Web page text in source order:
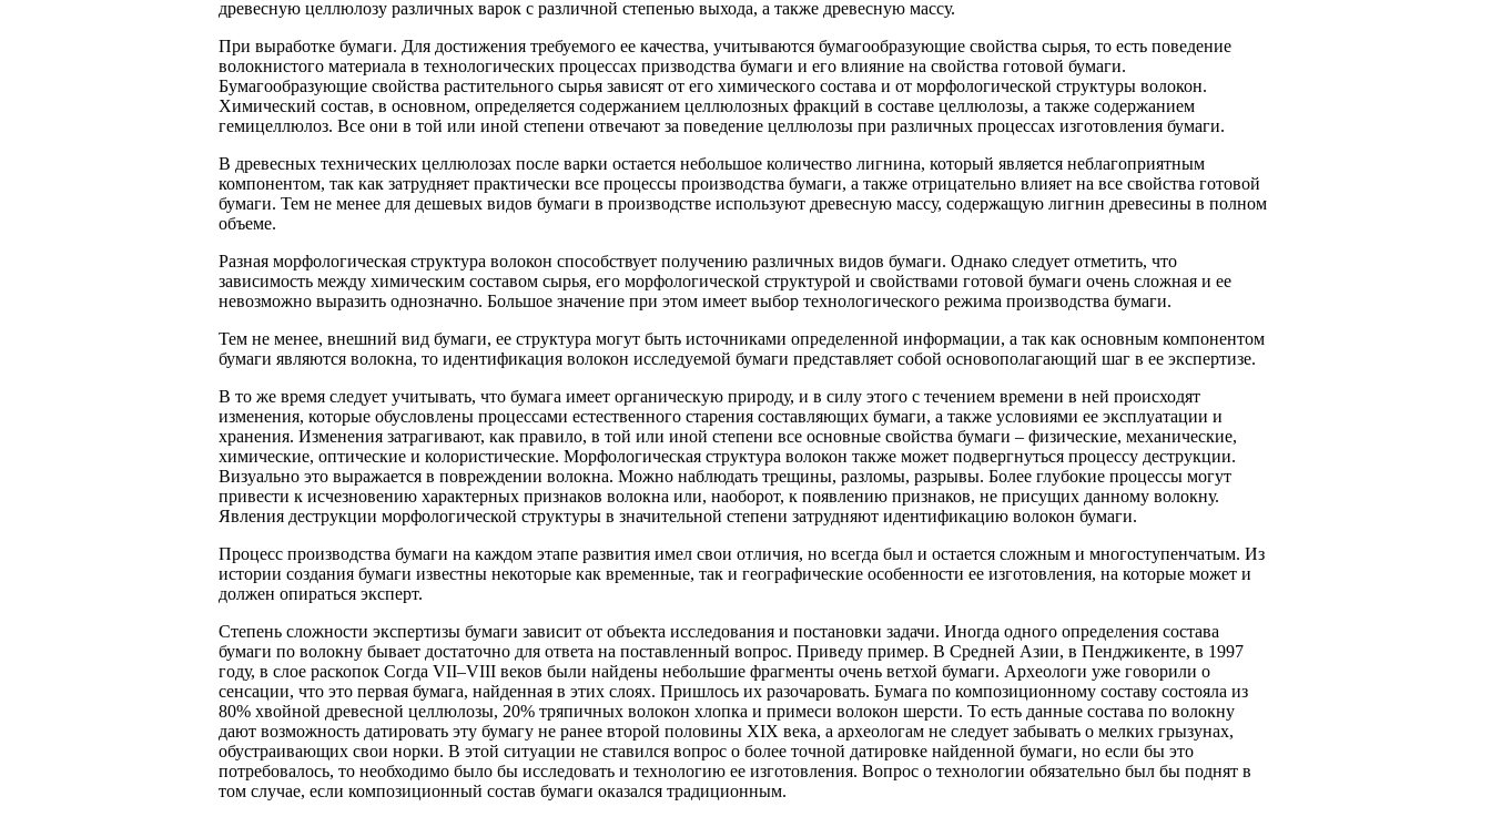
древесную целлюлозу различных варок с различной степенью выхода, а также древесную массу.
При выработке бумаги. Для достижения требуемого ее качества, учитываются бумагообразующие свойства сырья, то есть поведение
волокнистого материала в технологических процессах призводства бумаги и его влияние на свойства готовой бумаги.
Бумагообразующие свойства растительного сырья зависят от его химического состава и от морфологической структуры волокон.
Химический состав, в основном, определяется содержанием целлюлозных фракций в составе целлюлозы, а также содержанием
гемицеллюлоз. Все они в той или иной степени отвечают за поведение целлюлозы при различных процессах изготовления бумаги.
В древесных технических целлюлозах после варки остается небольшое количество лигнина, который является неблагоприятным
компонентом, так как затрудняет практически все процессы производства бумаги, а также отрицательно влияет на все свойства готовой
бумаги. Тем не менее для дешевых видов бумаги в производстве используют древесную массу, содержащую лигнин древесины в полном
объеме.
Разная морфологическая структура волокон способствует получению различных видов бумаги. Однако следует отметить, что
зависимость между химическим составом сырья, его морфологической структурой и свойствами готовой бумаги очень сложная и ее
невозможно выразить однозначно. Большое значение при этом имеет выбор технологического режима производства бумаги.
Тем не менее, внешний вид бумаги, ее структура могут быть источниками определенной информации, а так как основным компонентом
бумаги являются волокна, то идентификация волокон исследуемой бумаги представляет собой основополагающий шаг в ее экспертизе.
В то же время следует учитывать, что бумага имеет органическую природу, и в силу этого с течением времени в ней происходят
изменения, которые обусловлены процессами естественного старения составляющих бумаги, а также условиями ее эксплуатации и
хранения. Изменения затрагивают, как правило, в той или иной степени все основные свойства бумаги – физические, механические,
химические, оптические и колористические. Морфологическая структура волокон также может подвергнуться процессу деструкции.
Визуально это выражается в повреждении волокна. Можно наблюдать трещины, разломы, разрывы. Более глубокие процессы могут
привести к исчезновению характерных признаков волокна или, наоборот, к появлению признаков, не присущих данному волокну.
Явления деструкции морфологической структуры в значительной степени затрудняют идентификацию волокон бумаги.
Процесс производства бумаги на каждом этапе развития имел свои отличия, но всегда был и остается сложным и многоступенчатым. Из
истории создания бумаги известны некоторые как временные, так и географические особенности ее изготовления, на которые может и
должен опираться эксперт.
Степень сложности экспертизы бумаги зависит от объекта исследования и постановки задачи. Иногда одного определения состава
бумаги по волокну бывает достаточно для ответа на поставленный вопрос. Приведу пример. В Средней Азии, в Пенджикенте, в 1997
году, в слое раскопок Согда VII–VIII веков были найдены небольшие фрагменты очень ветхой бумаги. Археологи уже говорили о
сенсации, что это первая бумага, найденная в этих слоях. Пришлось их разочаровать. Бумага по композиционному составу состояла из
80% хвойной древесной целлюлозы, 20% тряпичных волокон хлопка и примеси волокон шерсти. То есть данные состава по волокну
дают возможность датировать эту бумагу не ранее второй половины XIX века, а археологам не следует забывать о мелких грызунах,
обустраивающих свои норки. В этой ситуации не ставился вопрос о более точной датировке найденной бумаги, но если бы это
потребовалось, то необходимо было бы исследовать и технологию ее изготовления. Вопрос о технологии обязательно был бы поднят в
том случае, если композиционный состав бумаги оказался традиционным.